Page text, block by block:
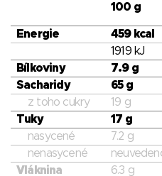
100 g
Energie 459 kcal
1919 kJ
Bílkoviny
7.9 g
Sacharidy
65 g
z toho cukry
19 g
Tuky
17 g
nasycené
7.2 g
nenasycené
Vláknina
6.3 g